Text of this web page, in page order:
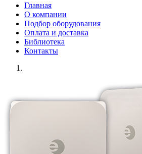
Главная
О компании
Подбор оборудования
Оплата и доставка
Библиотека
Контакты